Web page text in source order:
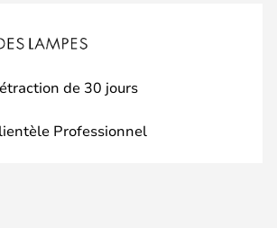
de 30 jours
Professionnel